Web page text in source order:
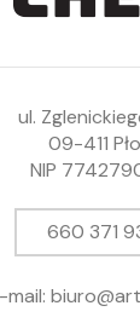
ul.
09-411
NIP
660 371
mail: